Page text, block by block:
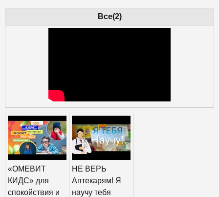
Все(2)
«ОМЕВИТ
КИДС» для
спокойствия и
НЕ ВЕРЬ
Аптекарям! Я
научу тебя